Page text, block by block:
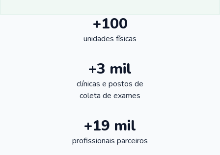
+100
unidades físicas
+3 mil
clínicas e postos de
coleta de exames
+19 mil
profissionais parceiros